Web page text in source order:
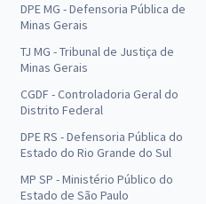
DPE MG - Defensoria Pública de
Minas Gerais
TJ MG - Tribunal de Justiça de
Minas Gerais
CGDF - Controladoria Geral do
Distrito Federal
DPE RS - Defensoria Pública do
Estado do Rio Grande do Sul
MP SP - Ministério Público do
Estado de São Paulo